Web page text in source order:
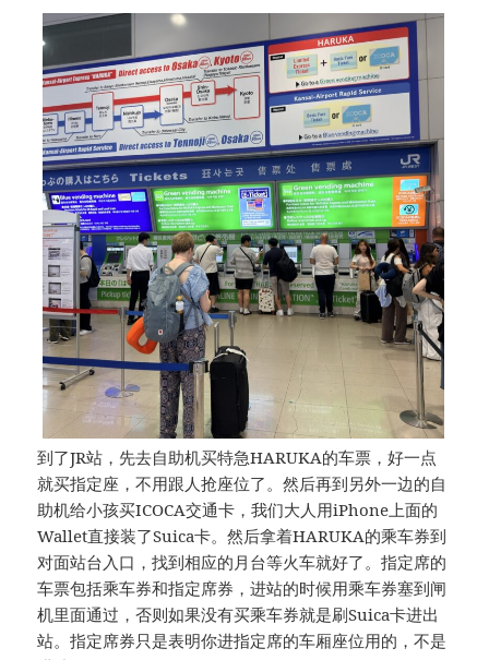
到了JR站，先去自助机买特急HARUKA的车票，好一点
就买指定座，不用跟人抢座位了。然后再到另外一边的自
助机给小孩买ICOCA交通卡，我们大人用iPhone上面的
Wallet直接装了Suica卡。然后拿着HARUKA的乘车券到
对面站台入口，找到相应的月台等火车就好了。指定席的
车票包括乘车券和指定席券，进站的时候用乘车券塞到闸
机里面通过，否则如果没有买乘车券就是刷Suica卡进出
站。指定席券只是表明你进指定席的车厢座位用的，不是